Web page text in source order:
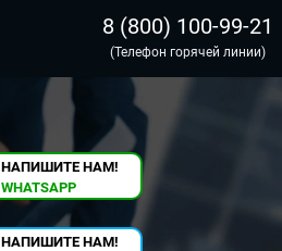
8 (800) 100-99-21
(Телефон горячей линии)
НАПИШИТЕ НАМ!
WHATSAPP
НАПИШИТЕ НАМ!